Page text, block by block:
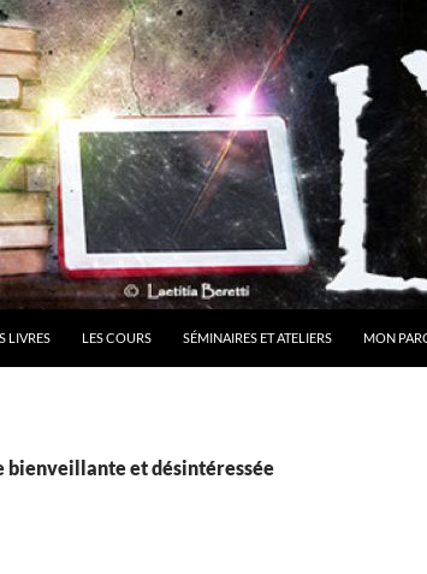
LIVRES LES COURS SÉMINAIRES ET ATELIERS MON
bienveillante et désintéressée